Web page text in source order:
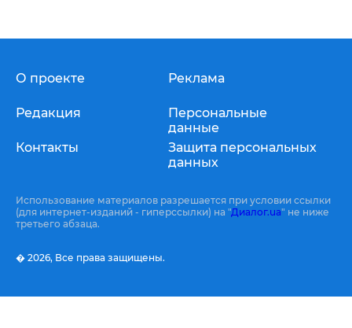
О проекте
Редакция
Контакты
Реклама
Персональные
данные
Защита персональных
данных
Использование материалов разрешается при условии ссылки
(для интернет-изданий - гиперссылки) на "Диалог.ua" не ниже
третьего абзаца.
� 2026, Все права защищены.